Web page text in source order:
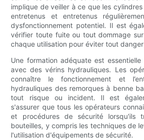
implique de veiller à ce que les
entretenus et entretenus
dysfonctionnement potentiel. Il est
vérifier toute fuite ou tout dommage
chaque utilisation pour éviter tout
Une formation adéquate est essentielle
avec des vérins hydrauliques. Les
connaître le fonctionnement et
hydrauliques des remorques à benne
tout risque ou incident. Il est
s'assurer que tous les opérateurs
et procédures de sécurité lorsqu'ils
bouteilles, y compris les techniques de
l'utilisation d'équipements de sécurité.